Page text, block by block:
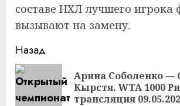
составе НХЛ лучшего игрока
вызывают на замену.
Продолжить
чтение
Назад
Арина Соболенко —
Кырстя. WTA 1000
трансляция